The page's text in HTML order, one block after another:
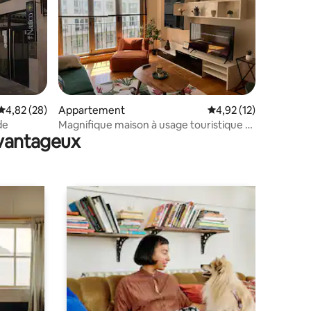
: 4,85 sur 5
moyenne sur la base de 28 commentaires : 4,82 sur 5
4,82 (28)
Appartement Évaluation moyenne
4,92 (12)
Magnifique maison à usage touristique à
Sada